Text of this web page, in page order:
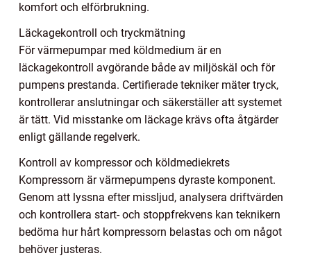
komfort och elförbrukning.
Läckagekontroll och tryckmätning
För värmepumpar med köldmedium är en
läckagekontroll avgörande både av miljöskäl och för
pumpens prestanda. Certifierade tekniker mäter tryck,
kontrollerar anslutningar och säkerställer att systemet
är tätt. Vid misstanke om läckage krävs ofta åtgärder
enligt gällande regelverk.
Kontroll av kompressor och köldmediekrets
Kompressorn är värmepumpens dyraste komponent.
Genom att lyssna efter missljud, analysera driftvärden
och kontrollera start- och stoppfrekvens kan teknikern
bedöma hur hårt kompressorn belastas och om något
behöver justeras.